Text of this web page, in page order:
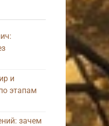
и
этапам
зачем